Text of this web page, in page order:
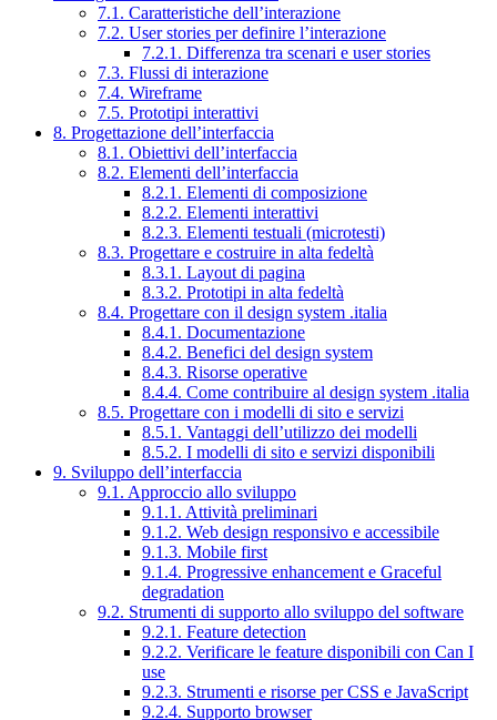
7.1. Caratteristiche dell’interazione
7.2. User stories per definire l’interazione
7.2.1. Differenza tra scenari e user stories
7.3. Flussi di interazione
7.4. Wireframe
7.5. Prototipi interattivi
8. Progettazione dell’interfaccia
8.1. Obiettivi dell’interfaccia
8.2. Elementi dell’interfaccia
8.2.1. Elementi di composizione
8.2.2. Elementi interattivi
8.2.3. Elementi testuali (microtesti)
8.3. Progettare e costruire in alta fedeltà
8.3.1. Layout di pagina
8.3.2. Prototipi in alta fedeltà
8.4. Progettare con il design system .italia
8.4.1. Documentazione
8.4.2. Benefici del design system
8.4.3. Risorse operative
8.4.4. Come contribuire al design system .italia
8.5. Progettare con i modelli di sito e servizi
8.5.1. Vantaggi dell’utilizzo dei modelli
8.5.2. I modelli di sito e servizi disponibili
9. Sviluppo dell’interfaccia
9.1. Approccio allo sviluppo
9.1.1. Attività preliminari
9.1.2. Web design responsivo e accessibile
9.1.3. Mobile first
9.1.4. Progressive enhancement e Graceful
degradation
9.2. Strumenti di supporto allo sviluppo del software
9.2.1. Feature detection
9.2.2. Verificare le feature disponibili con Can I
use
9.2.3. Strumenti e risorse per CSS e JavaScript
9.2.4. Supporto browser